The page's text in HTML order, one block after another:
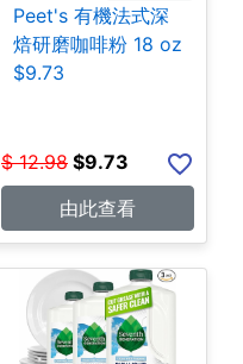
Peet's 有機法式深
焙研磨咖啡粉 18 oz
$9.73
$ 12.98 $9.73
由此查看